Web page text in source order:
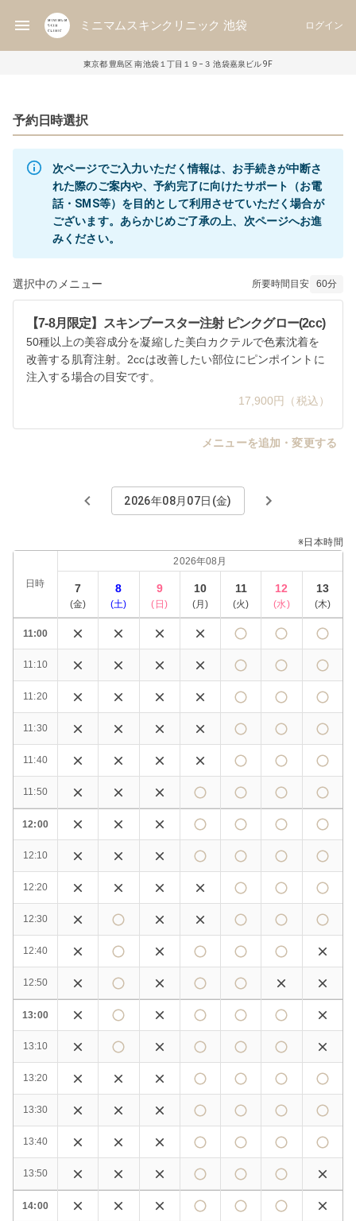
ミニマムスキンクリニック 池袋 ログイン
東京都 豊島区 南池袋１丁目１９−３ 池袋嘉泉ビル 9F
予約日時選択
次ページでご入力いただく情報は、お手続きが中断さ
れた際のご案内や、予約完了に向けたサポート（お電
話・SMS等）を目的として利用させていただく場合が
ございます。あらかじめご了承の上、次ページへお進
選択中のメニュー 所要時間目安 60分
【7-8月限定】スキンブースター注射 ピンクグロー(2cc)
50種以上の美容成分を凝縮した美白カクテルで色素沈着を
改善する肌育注射。2ccは改善したい部位にピンポイントに
注入する場合の目安です。
17,900円（税込）
メニューを追加・変更する
2026年08月07日(金)
※日本時間
日時
2026年08月
7
(金)
8
(土)
9
( 日 )
10
(月 )
11
(火)
12
(水)
13
(木)
11:00
11:10
11:20
11:30
11:40
11:50
12:00
12:10
12:20
12:30
12:40
12:50
13:00
13:10
13:20
13:30
13:40
13:50
14:00